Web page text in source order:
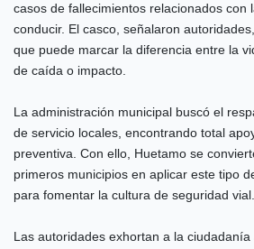
casos de fallecimientos relacionados con
conducir. El casco, señalaron
que puede marcar la diferencia entre la
de caída o impacto.
La administración municipal buscó el
de servicio locales, encontrando total
preventiva. Con ello, Huetamo se
primeros municipios en aplicar este tipo
para fomentar la cultura de seguridad vial.
Las autoridades exhortan a la